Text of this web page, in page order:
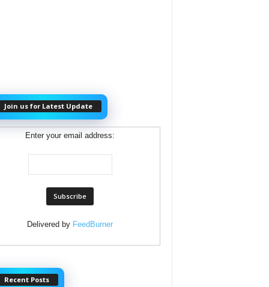
Join us for Latest Update
Enter your email address:
Delivered by FeedBurner
Recent Posts